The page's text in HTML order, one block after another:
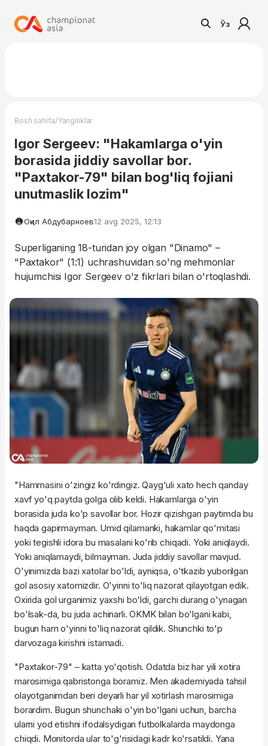
Ўз
Bosh sahifa/Yangiliklar
Igor Sergeev: "Hakamlarga o'yin
borasida jiddiy savollar bor.
"Paxtakor-79" bilan bog'liq fojiani
unutmaslik lozim"
Оқил Абдубарноев12 avg 2025, 12:13
Superliganing 18-turidan joy olgan "Dinamo" –
"Paxtakor" (1:1) uchrashuvidan so'ng mehmonlar
hujumchisi Igor Sergeev o'z fikrlari bilan o'rtoqlashdi.
"Hammasini o'zingiz ko'rdingiz. Qayg'uli xato hech qanday
xavf yo'q paytda golga olib keldi. Hakamlarga o'yin
borasida juda ko'p savollar bor. Hozir qizishgan paytimda bu
haqda gapirmayman. Umid qilamanki, hakamlar qo'mitasi
yoki tegishli idora bu masalani ko'rib chiqadi. Yoki aniqlaydi.
Yoki aniqlamaydi, bilmayman. Juda jiddiy savollar mavjud.
O'yinimizda bazi xatolar bo'ldi, ayniqsa, o'tkazib yuborilgan
gol asosiy xatomizdir. O'yinni to'liq nazorat qilayotgan edik.
Oxirida gol urganimiz yaxshi bo'ldi, garchi durang o'ynagan
bo'lsak-da, bu juda achinarli. OKMK bilan bo'lgani kabi,
bugun ham o'yinni to'liq nazorat qildik. Shunchki to'p
darvozaga kirishni istamadi.
"Paxtakor-79" – katta yo'qotish. Odatda biz har yili xotira
marosimiga qabristonga boramiz. Men akademiyada tahsil
olayotganimdan beri deyarli har yil xotirlash marosimiga
borardim. Bugun shunchaki o'yin bo'lgani uchun, barcha
ularni yod etishni ifodalsydigan futbolkalarda maydonga
chiqdi. Monitorda ular to'g'risidagi kadr ko'rsatildi. Yana